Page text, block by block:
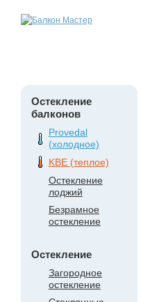
Остекление
балконов
Provedal
(холодное)
KBE (теплое)
Остекление
лоджий
Безрамное
остекление
Остекление
Загородное
остекление